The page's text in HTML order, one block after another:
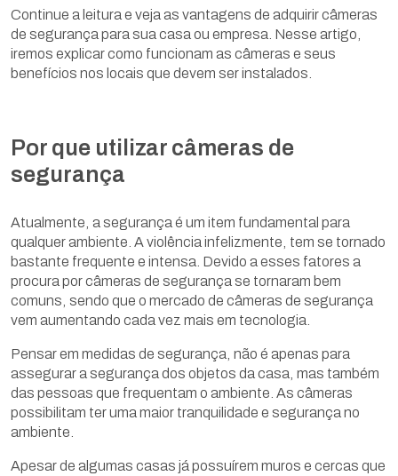
Continue a leitura e veja as vantagens de adquirir câmeras
de segurança para sua casa ou empresa. Nesse artigo,
iremos explicar como funcionam as câmeras e seus
benefícios nos locais que devem ser instalados.
Por que utilizar câmeras de
segurança
Atualmente, a segurança é um item fundamental para
qualquer ambiente. A violência infelizmente, tem se tornado
bastante frequente e intensa. Devido a esses fatores a
procura por câmeras de segurança se tornaram bem
comuns, sendo que o mercado de câmeras de segurança
vem aumentando cada vez mais em tecnologia.
Pensar em medidas de segurança, não é apenas para
assegurar a segurança dos objetos da casa, mas também
das pessoas que frequentam o ambiente. As câmeras
possibilitam ter uma maior tranquilidade e segurança no
ambiente.
Apesar de algumas casas já possuírem muros e cercas que